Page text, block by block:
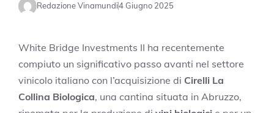
Redazione Vinamundi4 Giugno 2025
White Bridge Investments II ha recentemente
compiuto un significativo passo avanti nel settore
vinicolo italiano con l’acquisizione di Cirelli La
Collina Biologica, una cantina situata in Abruzzo,